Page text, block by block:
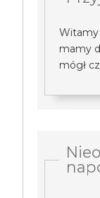
Witamy
mamy
mógł